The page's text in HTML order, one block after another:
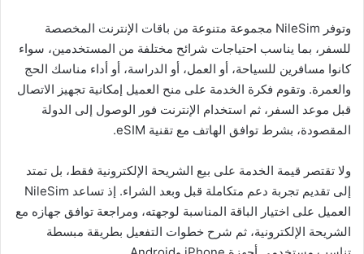
وتوفر NileSim مجموعة متنوعة من باقات الإنترنت المخصصة
للسفر، بما يناسب احتياجات شرائح مختلفة من المستخدمين، سواء
كانوا مسافرين للسياحة، أو العمل، أو الدراسة، أو أداء مناسك الحج
والعمرة. وتقوم فكرة الخدمة على منح العميل إمكانية تجهيز الاتصال
قبل موعد السفر، ثم استخدام الإنترنت فور الوصول إلى الدولة
المقصودة، بشرط توافق الهاتف مع تقنية eSIM.
ولا تقتصر قيمة الخدمة على بيع الشريحة الإلكترونية فقط، بل تمتد
إلى تقديم تجربة دعم متكاملة قبل وبعد الشراء. إذ تساعد NileSim
العميل على اختيار الباقة المناسبة لوجهته، ومراجعة توافق جهازه مع
الشريحة الإلكترونية، ثم شرح خطوات التفعيل بطريقة مبسطة